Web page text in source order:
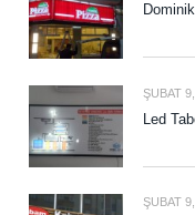
ŞUBAT
Led
ŞUBAT